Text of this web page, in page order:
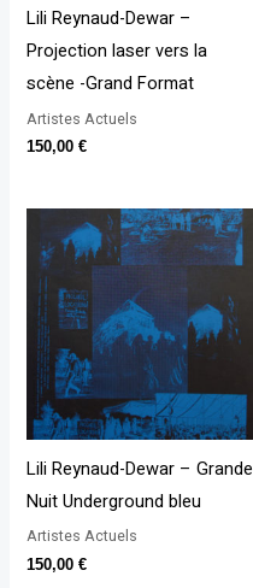
Lili Reynaud-Dewar –
Projection laser vers la
scène -Grand Format
Artistes Actuels
150,00€
Lili Reynaud-Dewar – Grande
Nuit Underground bleu
Artistes Actuels
150,00€